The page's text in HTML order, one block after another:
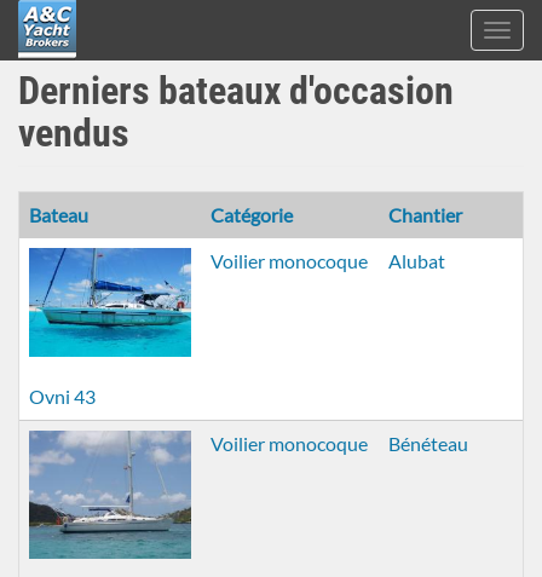
Aller
contenu
A&C
Yacht
Brokers
Derniers bateaux d'occasion
vendus
Bateau Catégorie Chantier
Ovni 43
Voilier monocoque Alubat
Voilier monocoque Bénéteau